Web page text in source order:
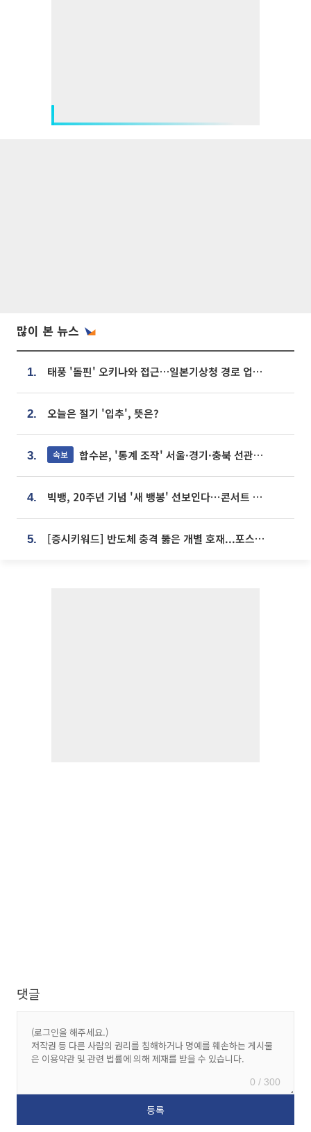
많이 본 뉴스
1. 태풍 '돌핀' 오키나와 접근…일본기상청 경로 업데이트
2. 오늘은 절기 '입추', 뜻은?
3. 속보 합수본, '통계 조작' 서울·경기·충북 선관위 등 추가 압수수색
4. 빅뱅, 20주년 기념 '새 뱅봉' 선보인다⋯콘서트 앞두고 팝업 개최
5. [증시키워드] 반도체 충격 뚫은 개별 호재...포스코퓨처엠·에코프로·한화솔루션 '눈길'
댓글
0 / 300